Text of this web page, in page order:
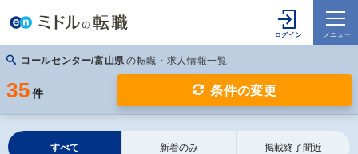
コールセンター/富山県 の転職・求人情報一覧
35 件 条件の変更
すべて 新着のみ 掲載終了間近